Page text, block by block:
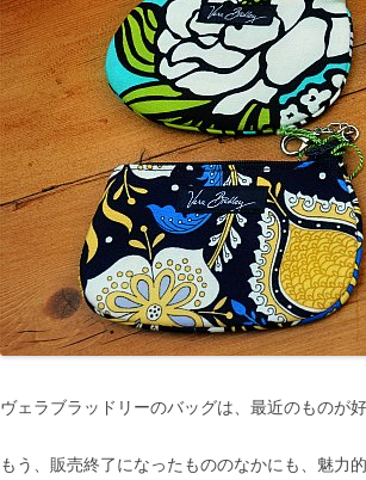
ヴェラブラッドリーのバッグは、最近のものが好
もう、販売終了になったもののなかにも、魅力